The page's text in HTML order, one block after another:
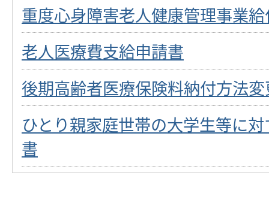
重度心身障害老人健康管理事業
老人医療費支給申請書
後期高齢者医療保険料納付方法
ひとり親家庭世帯の大学生等に
書